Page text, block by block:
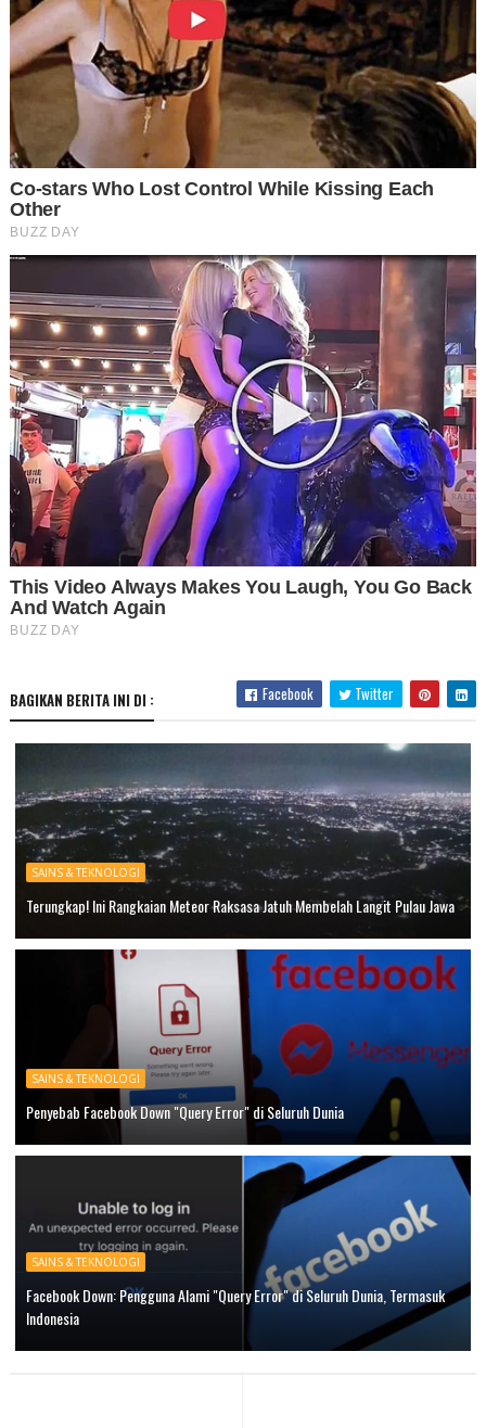
BAGIKAN BERITA INI DI : Facebook Twitter
SAINS & TEKNOLOGI
Terungkap! Ini Rangkaian Meteor Raksasa Jatuh Membelah Langit Pulau Jawa
SAINS & TEKNOLOGI
Penyebab Facebook Down "Query Error" di Seluruh Dunia
SAINS & TEKNOLOGI
Facebook Down: Pengguna Alami "Query Error" di Seluruh Dunia, Termasuk
Indonesia